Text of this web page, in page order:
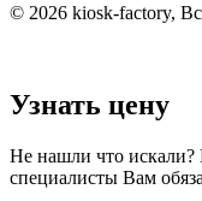
© 2026 kiosk-factory,
Узнать цену
Не нашли что
специалисты Вам